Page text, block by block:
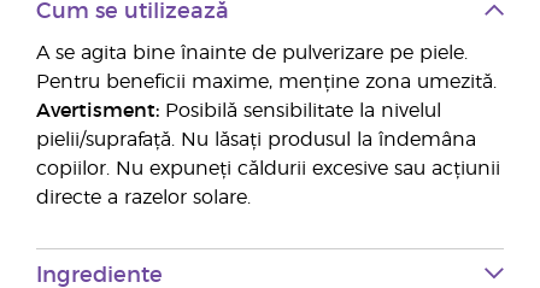
Cum se utilizează
A se agita bine înainte de pulverizare pe piele.
Pentru beneficii maxime, menține zona umezită.
Avertisment: Posibilă sensibilitate la nivelul
pielii/suprafață. Nu lăsați produsul la îndemâna
copiilor. Nu expuneți căldurii excesive sau acțiunii
directe a razelor solare.
Ingrediente